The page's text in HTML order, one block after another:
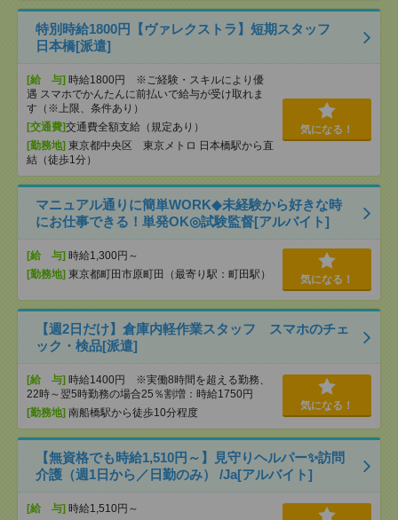
特別時給1800円【ヴァレクストラ】短期スタッフ
日本橋[派遣]
[給 与] 時給1800円 ※ご経験・スキルにより優
遇 スマホでかんたんに前払いで給与が受け取れま
す（※上限、条件あり）
[交通費]交通費全額支給（規定あり）
[勤務地] 東京都中央区 東京メトロ 日本橋駅から直
結（徒歩1分）
気になる！
マニュアル通りに簡単WORK◆未経験から好きな時
にお仕事できる！単発OK◎試験監督[アルバイト]
[給 与] 時給1,300円～
[勤務地] 東京都町田市原町田（最寄り駅：町田駅） 気になる！
【週2日だけ】倉庫内軽作業スタッフ スマホのチェ
ック・検品[派遣]
[給 与] 時給1400円 ※実働8時間を超える勤務、
22時～翌5時勤務の場合25％割増：時給1750円
[勤務地] 南船橋駅から徒歩10分程度
気になる！
【無資格でも時給1,510円～】見守りヘルパー✨訪問
介護（週1日から／日勤のみ） /Ja[アルバイト]
[給 与] 時給1,510円～